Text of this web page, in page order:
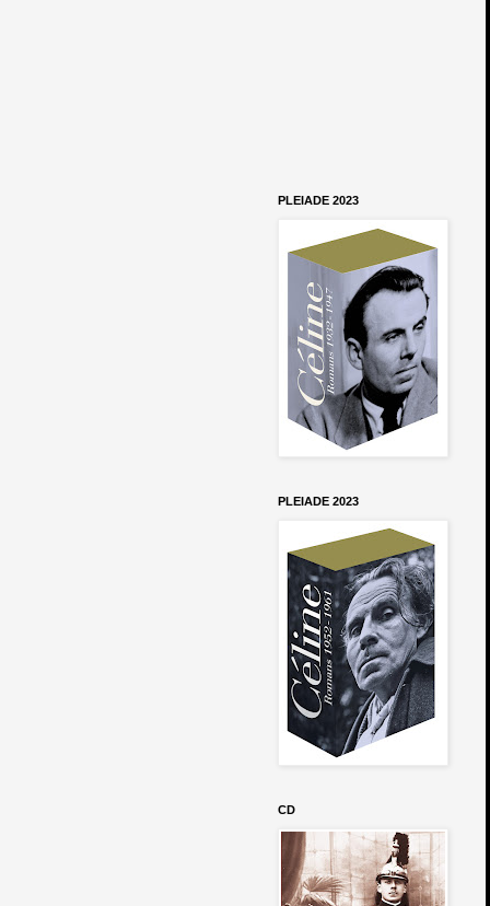
PLEIADE 2023
PLEIADE 2023
CD